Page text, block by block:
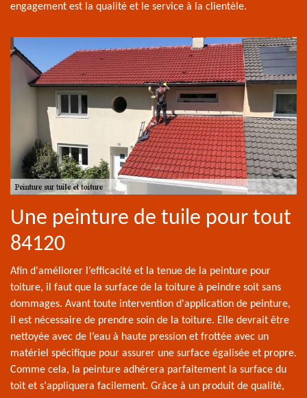
engagement est la qualité et le service à la clientèle.
Une peinture de tuile pour tout
84120
Afin d'améliorer l’efficacité et la tenue de la peinture pour
toiture, il faut que la surface de la toiture à peindre soit sans
dommages. Avant toute intervention d'application de peinture,
il est nécessaire de prendre soin de la toiture. Elle devrait être
nettoyée avec de l’eau à haute pression et frottée avec un
matériel spécifique pour assurer une surface égalisée et propre.
Comme cela, la peinture adhérera parfaitement la surface du
toit et s‘appliquera facilement. Grâce à un produit de qualité,